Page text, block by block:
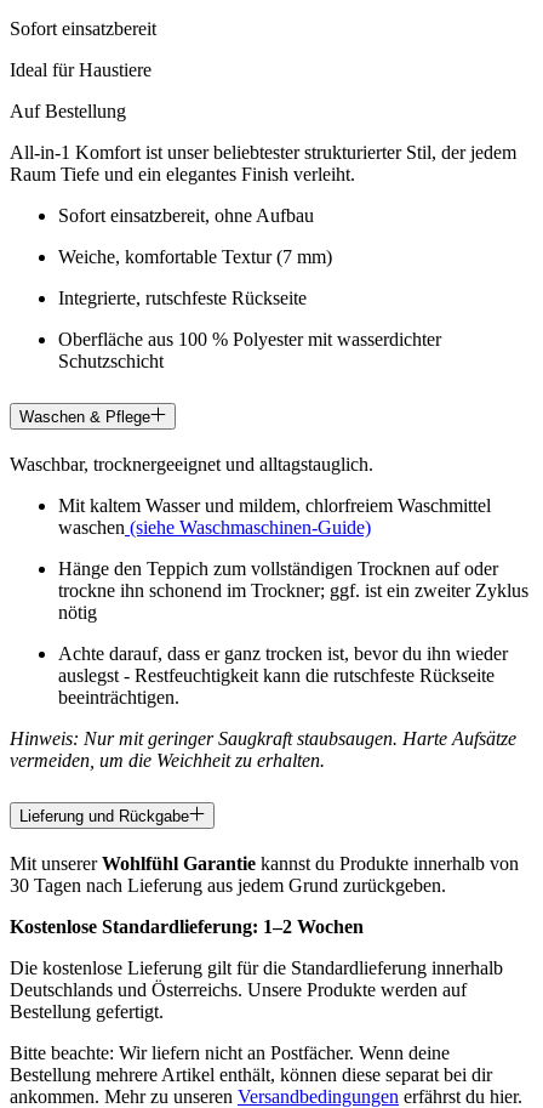
Sofort einsatzbereit
Ideal für Haustiere
Auf Bestellung
All-in-1 Komfort ist unser beliebtester strukturierter Stil, der jedem
Raum Tiefe und ein elegantes Finish verleiht.
Sofort einsatzbereit, ohne Aufbau
Weiche, komfortable Textur (7 mm)
Integrierte, rutschfeste Rückseite
Oberfläche aus 100 % Polyester mit wasserdichter
Schutzschicht
Waschen & Pflege
Waschbar, trocknergeeignet und alltagstauglich.
Mit kaltem Wasser und mildem, chlorfreiem Waschmittel
waschen (siehe Waschmaschinen-Guide)
Hänge den Teppich zum vollständigen Trocknen auf oder
trockne ihn schonend im Trockner; ggf. ist ein zweiter Zyklus
nötig
Achte darauf, dass er ganz trocken ist, bevor du ihn wieder
auslegst - Restfeuchtigkeit kann die rutschfeste Rückseite
beeinträchtigen.
Hinweis: Nur mit geringer Saugkraft staubsaugen. Harte Aufsätze
vermeiden, um die Weichheit zu erhalten.
Lieferung und Rückgabe
Mit unsererWohlfühl Garantie kannst du Produkte innerhalb von
30 Tagen nach Lieferung aus jedem Grund zurückgeben.
Kostenlose Standardlieferung: 1–2 Wochen
Die kostenlose Lieferung gilt für die Standardlieferung innerhalb
Deutschlands und Österreichs. Unsere Produkte werden auf
Bestellung gefertigt.
Bitte beachte: Wir liefern nicht an Postfächer. Wenn deine
Bestellung mehrere Artikel enthält, können diese separat bei dir
ankommen. Mehr zu unseren Versandbedingungen erfährst du hier.